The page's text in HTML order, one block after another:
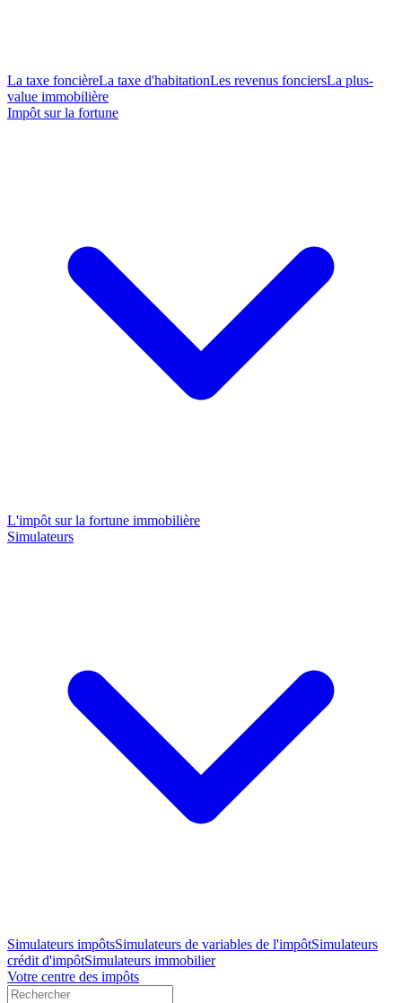
La taxe foncièreLa taxe d'habitationLes revenus fonciersLa plus-
value immobilière
Impôt sur la fortune
L'impôt sur la fortune immobilière
Simulateurs
Simulateurs impôtsSimulateurs de variables de l'impôtSimulateurs
crédit d'impôtSimulateurs immobilier
Votre centre des impôts